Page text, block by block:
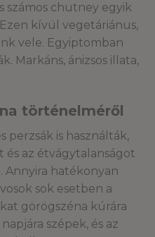
számos chutney egyik
kívül vegetáriánus,
vele. Egyiptomban
Markáns, ánizsos illata,
történelméről
perzsák is használták,
és az étvágytalanságot
Annyira hatékonyan
sok esetben a
görögszéna kúrára
szépek, és az